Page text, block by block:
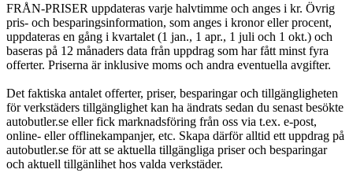
FRÅN-PRISER uppdateras varje halvtimme och anges i kr. Övrig
pris- och besparingsinformation, som anges i kronor eller procent,
uppdateras en gång i kvartalet (1 jan., 1 apr., 1 juli och 1 okt.) och
baseras på 12 månaders data från uppdrag som har fått minst fyra
offerter. Priserna är inklusive moms och andra eventuella avgifter.
Det faktiska antalet offerter, priser, besparingar och tillgängligheten
för verkstäders tillgänglighet kan ha ändrats sedan du senast besökte
autobutler.se eller fick marknadsföring från oss via t.ex. e-post,
online- eller offlinekampanjer, etc. Skapa därför alltid ett uppdrag på
autobutler.se för att se aktuella tillgängliga priser och besparingar
och aktuell tillgänlihet hos valda verkstäder.